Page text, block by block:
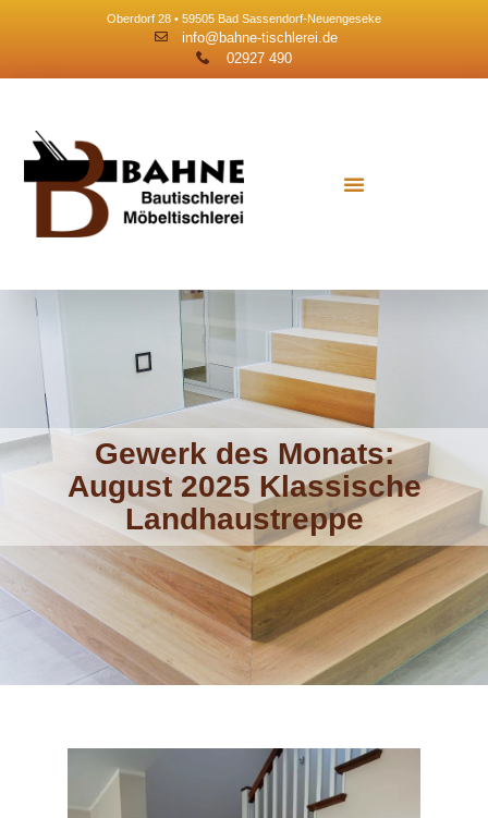
Oberdorf 28 • 59505 Bad Sassendorf-Neuengeseke
info@bahne-tischlerei.de
02927 490
Gewerk des Monats:
August 2025 Klassische
Landhaustreppe